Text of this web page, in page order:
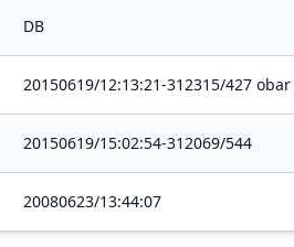
DB
20150619/12:13:21-312315/427 obar
20150619/15:02:54-312069/544
20080623/13:44:07